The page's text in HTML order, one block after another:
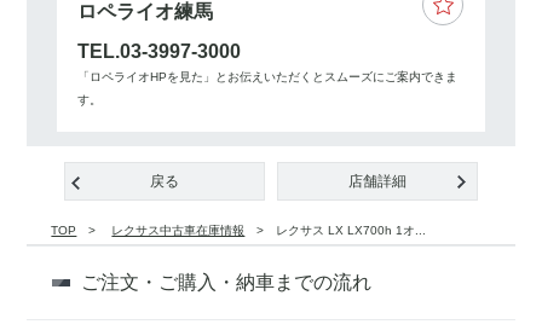
ロペライオ練馬
TEL.03-3997-3000
「ロペライオHPを見た」とお伝えいただくとスムーズにご案内できま
す。
戻る 店舗詳細
TOP レクサス中古車在庫情報 レクサス LX LX700h 1オ...
ご注文・ご購入・納車までの流れ